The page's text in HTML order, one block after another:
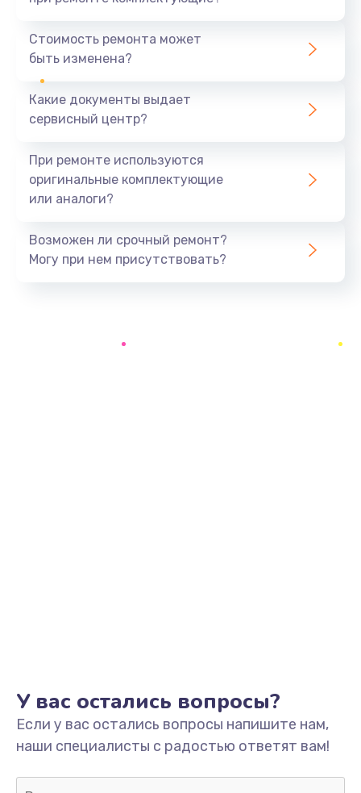
1440 руб.
Ремонт южного моста
Замена батарейки BIOS
Заказать
Замена/Pемонт карбюратора
1300 руб.
Заказать
Стоимость ремонта может
быть изменена?
Какие документы выдает
сервисный центр?
При ремонте используются
оригинальные комплектующие
или аналоги?
Возможен ли срочный ремонт?
Могу при нем присутствовать?
У вас остались вопросы?
Если у вас остались вопросы напишите нам,
наши специалисты с радостью ответят вам!